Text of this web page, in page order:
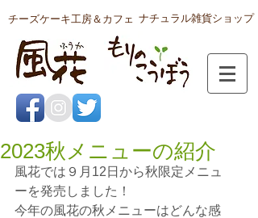
チーズケーキ工房＆カフェ ナチュラル雑貨ショップ
2023秋メニューの紹介
風花では９月12日から秋限定メニュ
ーを発売しました！
今年の風花の秋メニューはどんな感